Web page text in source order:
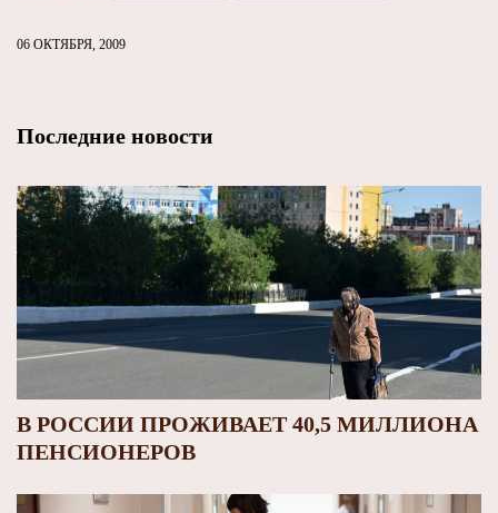
06 ОКТЯБРЯ, 2009
Последние новости
В РОССИИ ПРОЖИВАЕТ 40,5 МИЛЛИОНА
ПЕНСИОНЕРОВ